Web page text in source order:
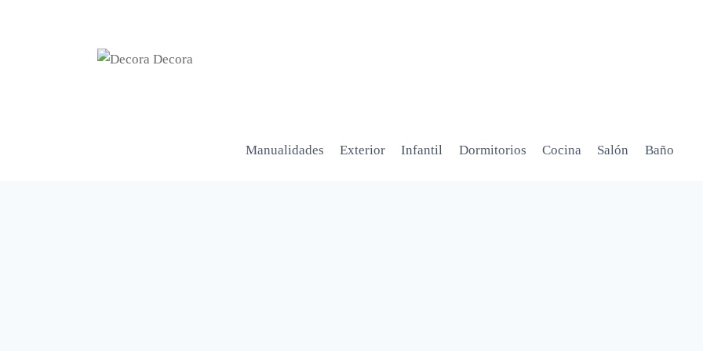
Manualidades Exterior Infantil Dormitorios Cocina Salón Baño